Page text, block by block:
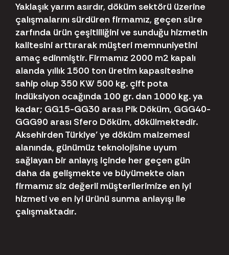
Yaklaşık yarım asırdır, döküm sektörü üzerine
çalışmalarını sürdüren firmamız, geçen süre
zarfında ürün çeşitliliğini ve sunduğu hizmetin
kalitesini arttırarak müşteri memnuniyetini
amaç edinmiştir. Firmamız 2000 m2 kapalı
alanda yıllık 1500 ton üretim kapasitesine
sahip olup 350 KW 500 kg. çift pota
indüksiyon ocağında 100 gr. dan 1000 kg. ya
kadar; GG15-GG30 arası Pik Döküm, GGG40-
GGG90 arası Sfero Döküm, dökülmektedir.
Aksehirden Türkiye' ye döküm malzemesi
alanında, günümüz teknolojisine uyum
sağlayan bir anlayış içinde her geçen gün
daha da gelişmekte ve büyümekte olan
firmamız siz değerli müşterilerimize en iyi
hizmeti ve en iyi ürünü sunma anlayışı ile
çalışmaktadır.